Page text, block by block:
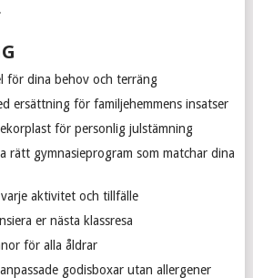
för dina behov och terräng
ersättning för familjehemmens insatser
för personlig julstämning
rätt gymnasieprogram som matchar dina
aktivitet och tillfälle
er nästa klassresa
för alla åldrar
godisboxar utan allergener